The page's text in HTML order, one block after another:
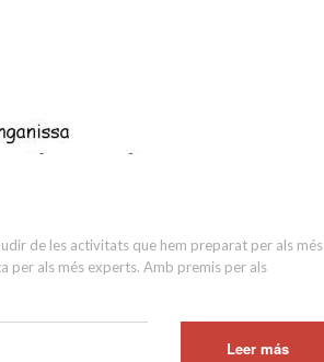
de les activitats que hem preparat per als més
per als més experts. Amb premis per als
Leer más